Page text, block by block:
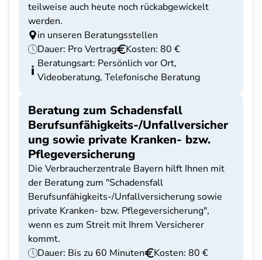
teilweise auch heute noch rückabgewickelt
werden.
in unseren Beratungsstellen
Dauer: Pro Vertrag
Kosten: 80 €
Beratungsart: Persönlich vor Ort,
Videoberatung, Telefonische Beratung
Beratung zum Schadensfall
Berufsunfähigkeits-/Unfallversicher
ung sowie private Kranken- bzw.
Pflegeversicherung
Die Verbraucherzentrale Bayern hilft Ihnen mit
der Beratung zum "Schadensfall
Berufsunfähigkeits-/Unfallversicherung sowie
private Kranken- bzw. Pflegeversicherung",
wenn es zum Streit mit Ihrem Versicherer
kommt.
Dauer: Bis zu 60 Minuten
Kosten: 80 €